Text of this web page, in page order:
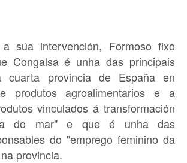
súa intervención, Formoso fixo
Congalsa é unha das principais
cuarta provincia de España en
produtos agroalimentarios e a
vinculados á transformación
do mar" e que é unha das
do "emprego feminino da
provincia.